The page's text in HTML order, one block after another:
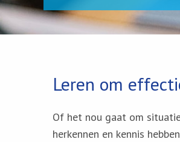
Leren om
Of het nou gaat om
herkennen en kennis